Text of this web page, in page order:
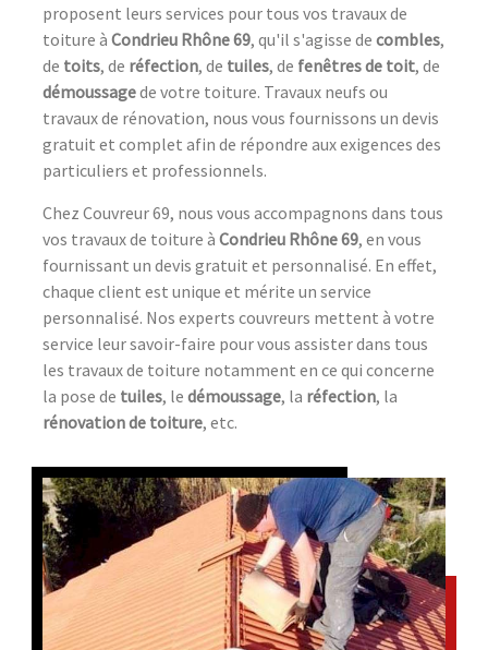
proposent leurs services pour tous vos travaux de
toiture à Condrieu Rhône 69, qu'il s'agisse de combles,
de toits, de réfection, de tuiles, de fenêtres de toit, de
démoussagede votre toiture. Travaux neufs ou
travaux de rénovation, nous vous fournissons un devis
gratuit et complet afin de répondre aux exigences des
particuliers et professionnels.
Chez Couvreur 69, nous vous accompagnons dans tous
vos travaux de toiture à Condrieu Rhône 69, en vous
fournissant un devis gratuit et personnalisé. En effet,
chaque client est unique et mérite un service
personnalisé. Nos experts couvreurs mettent à votre
service leur savoir-faire pour vous assister dans tous
les travaux de toiture notamment en ce qui concerne
la pose de tuiles, le démoussage, la réfection, la
rénovation de toiture, etc.